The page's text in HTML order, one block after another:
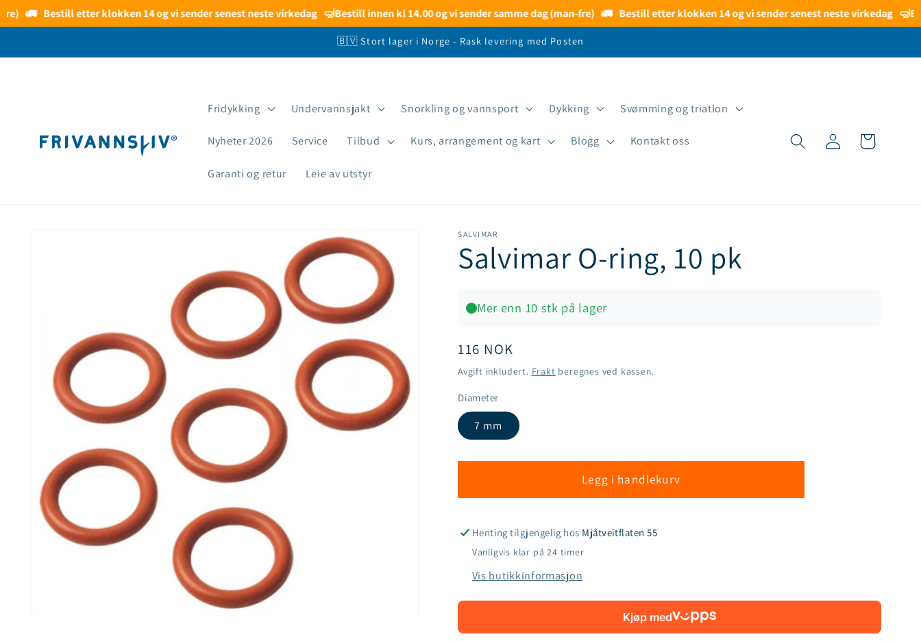
🚛 Bestill etter klokken 14 og vi sender senest neste virkedag 🤿 Bestill innen kl 14.00 og vi sender samme dag (man-fre) 🚛 Bestill etter klokken 14 og vi sender senest neste virkedag 🤿
til
innholdet
🇧🇻 Stort lager i Norge - Rask levering med Posten
Fridykking Undervannsjakt Snorkling og vannsport Dykking Svømming og triatlon
Nyheter 2026 Service Tilbud Kurs, arrangement og kart Blogg Kontakt oss
Garanti og retur Leie av utstyr
Logg
inn
Handlekurv
SALVIMAR
Salvimar O-ring, 10 pk
Mer enn 10 stk på lager
Vanlig
pris
116 NOK
Avgift inkludert. Frakt beregnes ved kassen.
Diameter
7 mm
Legg i handlekurv
Henting tilgjengelig hos Mjåtveitflaten 55
Vanligvis klar på 24 timer
Vis butikkinformasjon
Kjøp med